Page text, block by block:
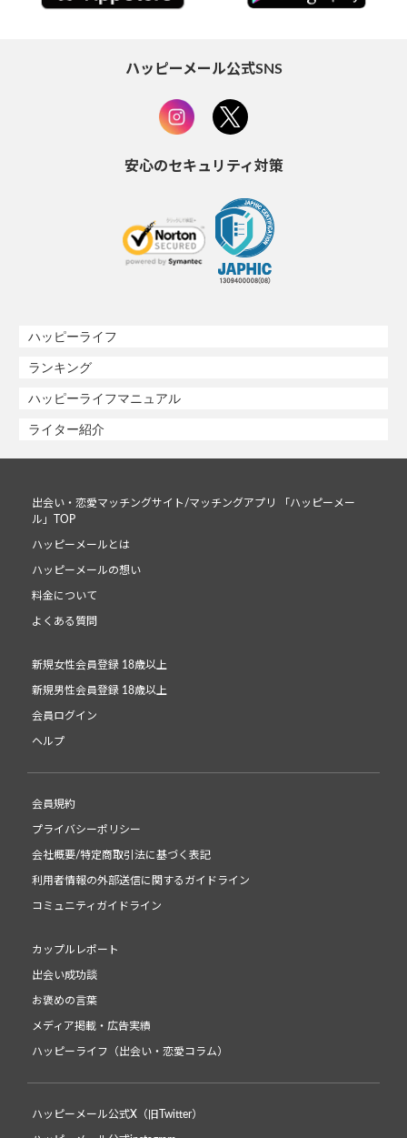
ハッピーメール公式SNS
安心のセキュリティ対策
ハッピーライフ
ランキング
ハッピーライフマニュアル
ライター紹介
出会い・恋愛マッチングサイト/マッチングアプリ 「ハッピーメー
ル」TOP
ハッピーメールとは
ハッピーメールの想い
料金について
よくある質問
新規女性会員登録 18歳以上
新規男性会員登録 18歳以上
会員ログイン
ヘルプ
会員規約
プライバシーポリシー
会社概要/特定商取引法に基づく表記
利用者情報の外部送信に関するガイドライン
コミュニティガイドライン
カップルレポート
出会い成功談
お褒めの言葉
メディア掲載・広告実績
ハッピーライフ（出会い・恋愛コラム）
ハッピーメール公式X（旧Twitter）